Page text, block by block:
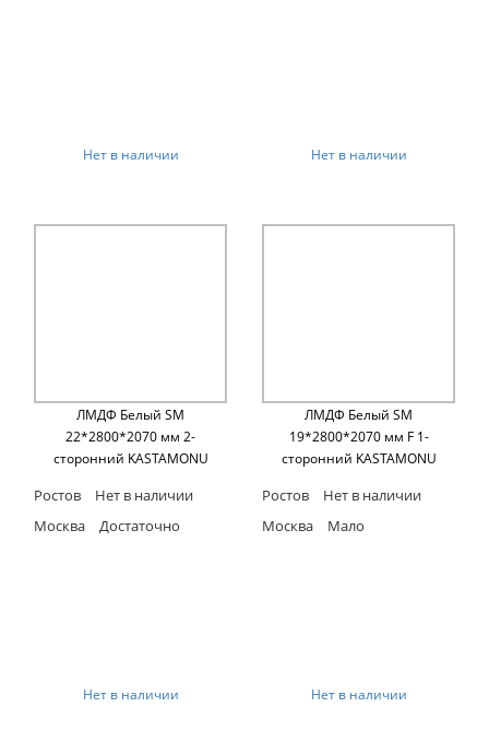
Нет в наличии Нет в наличии
ЛМДФ Белый SM
22*2800*2070 мм 2-
сторонний KASTAMONU
Ростов
Нет в наличии
Москва
Достаточно
Нет в наличии
ЛМДФ Белый SM
19*2800*2070 мм F 1-
сторонний KASTAMONU
Ростов
Нет в наличии
Москва
Мало
Нет в наличии